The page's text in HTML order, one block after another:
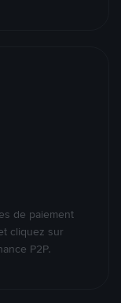
de paiement
cliquez sur
P2P.